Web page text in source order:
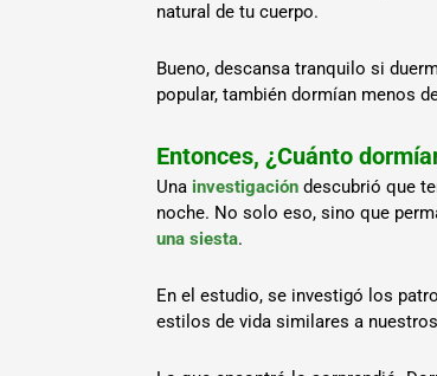
natural de tu cuerpo.
Bueno, descansa tranquilo si
popular, también dormían menos
Entonces, ¿Cuánto
Una investigación descubrió que
noche. No solo eso, sino que
una siesta.
En el estudio, se investigó los
estilos de vida similares a